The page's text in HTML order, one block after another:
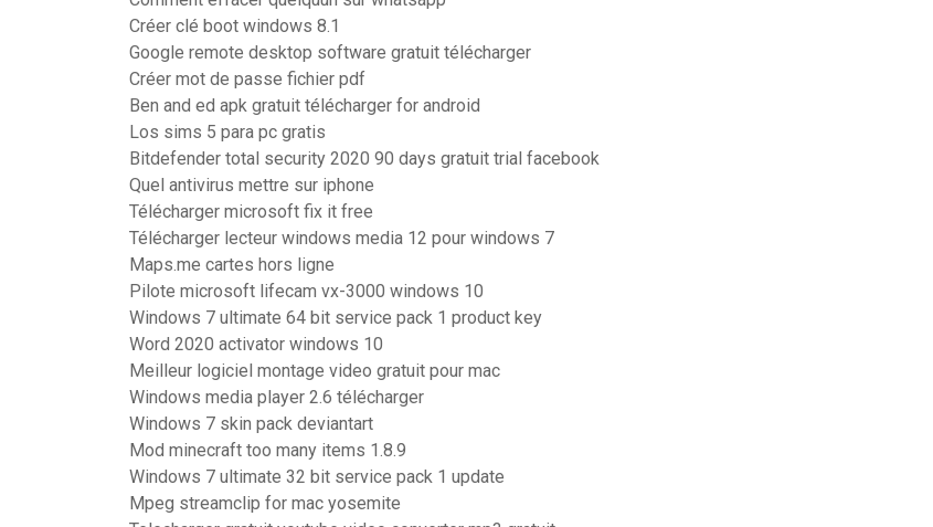
Créer clé boot windows 8.1
Google remote desktop software gratuit télécharger
Créer mot de passe fichier pdf
Ben and ed apk gratuit télécharger for android
Los sims 5 para pc gratis
Bitdefender total security 2020 90 days gratuit trial facebook
Quel antivirus mettre sur iphone
Télécharger microsoft fix it free
Télécharger lecteur windows media 12 pour windows 7
Maps.me cartes hors ligne
Pilote microsoft lifecam vx-3000 windows 10
Windows 7 ultimate 64 bit service pack 1 product key
Word 2020 activator windows 10
Meilleur logiciel montage video gratuit pour mac
Windows media player 2.6 télécharger
Windows 7 skin pack deviantart
Mod minecraft too many items 1.8.9
Windows 7 ultimate 32 bit service pack 1 update
Mpeg streamclip for mac yosemite